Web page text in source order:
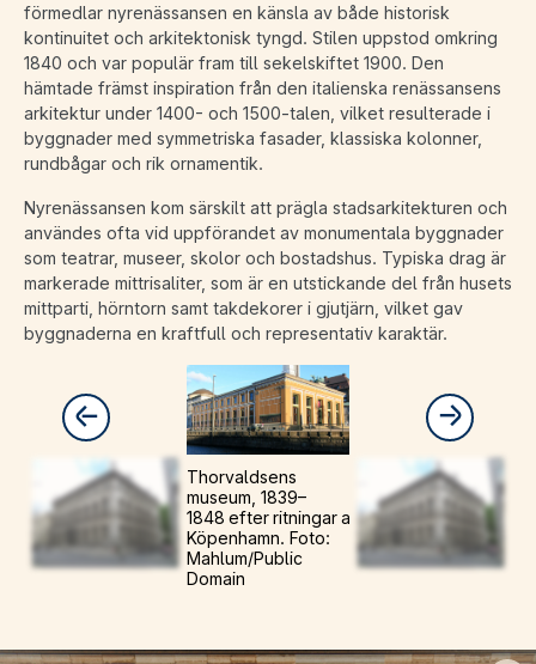
förmedlar nyrenässansen en känsla av både historisk
kontinuitet och arkitektonisk tyngd. Stilen uppstod omkring
1840 och var populär fram till sekelskiftet 1900. Den
hämtade främst inspiration från den italienska renässansens
arkitektur under 1400- och 1500-talen, vilket resulterade i
byggnader med symmetriska fasader, klassiska kolonner,
rundbågar och rik ornamentik.
Nyrenässansen kom särskilt att prägla stadsarkitekturen och
användes ofta vid uppförandet av monumentala byggnader
som teatrar, museer, skolor och bostadshus. Typiska drag är
markerade mittrisaliter, som är en utstickande del från husets
mittparti, hörntorn samt takdekorer i gjutjärn, vilket gav
byggnaderna en kraftfull och representativ karaktär.
Thorvaldsens
museum, 1839–
1848 efter ritningar av Michael Gottlieb
Köpenhamn. Foto:
Mahlum/Public
Domain